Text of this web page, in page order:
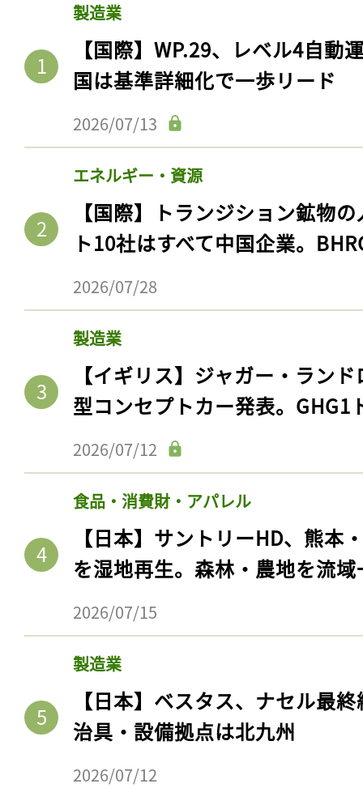
製造業
【国際】WP.29、レベル4自動
国は基準詳細化で一歩リード
2026/07/13
エネルギー・資源
【国際】トランジション鉱物
ト10社はすべて中国企業。
2026/07/28
製造業
【イギリス】ジャガー・ラン
型コンセプトカー発表。GHG1
2026/07/12
食品・消費財・アパレル
【日本】サントリーHD、熊本
を湿地再生。森林・農地を流
2026/07/15
製造業
【日本】ベスタス、ナセル最
治具・設備拠点は北九州
2026/07/12